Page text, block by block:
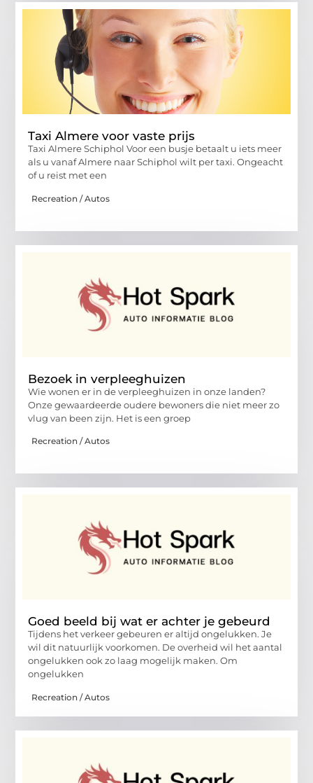
Taxi Almere voor vaste prijs
Taxi Almere Schiphol Voor een busje betaalt u iets meer
als u vanaf Almere naar Schiphol wilt per taxi. Ongeacht
of u reist met een
Recreation / Autos
Bezoek in verpleeghuizen
Wie wonen er in de verpleeghuizen in onze landen?
Onze gewaardeerde oudere bewoners die niet meer zo
vlug van been zijn. Het is een groep
Recreation / Autos
Goed beeld bij wat er achter je gebeurd
Tijdens het verkeer gebeuren er altijd ongelukken. Je
wil dit natuurlijk voorkomen. De overheid wil het aantal
ongelukken ook zo laag mogelijk maken. Om
ongelukken
Recreation / Autos